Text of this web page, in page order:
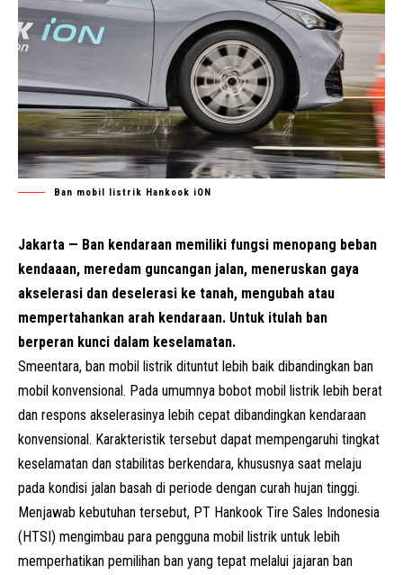
Ban mobil listrik Hankook iON
Jakarta — Ban kendaraan memiliki fungsi menopang beban
kendaaan, meredam guncangan jalan, meneruskan gaya
akselerasi dan deselerasi ke tanah, mengubah atau
mempertahankan arah kendaraan. Untuk itulah ban
berperan kunci dalam keselamatan.
Smeentara, ban mobil listrik dituntut lebih baik dibandingkan ban
mobil konvensional. Pada umumnya bobot mobil listrik lebih berat
dan respons akselerasinya lebih cepat dibandingkan kendaraan
konvensional. Karakteristik tersebut dapat mempengaruhi tingkat
keselamatan dan stabilitas berkendara, khususnya saat melaju
pada kondisi jalan basah di periode dengan curah hujan tinggi.
Menjawab kebutuhan tersebut, PT Hankook Tire Sales Indonesia
(HTSI) mengimbau para pengguna mobil listrik untuk lebih
memperhatikan pemilihan ban yang tepat melalui jajaran ban